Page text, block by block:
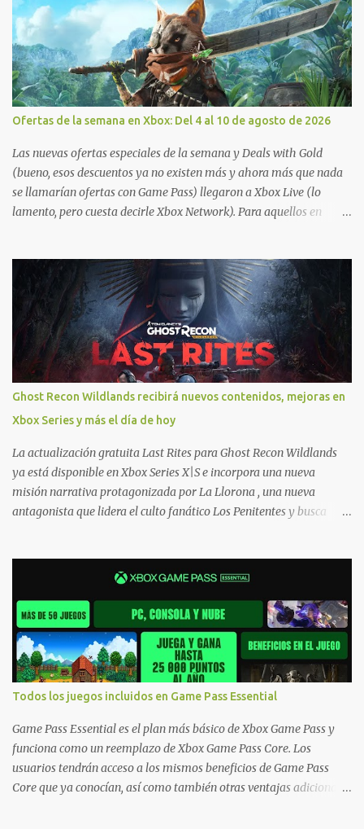
Ofertas de la semana en Xbox: Del 4 al 10 de agosto de 2026
Las nuevas ofertas especiales de la semana y Deals with Gold
(bueno, esos descuentos ya no existen más y ahora más que nada
se llamarían ofertas con Game Pass) llegaron a Xbox Live (lo
lamento, pero cuesta decirle Xbox Network). Para aquellos en
jugarlos y mantener un progreso compartido en Windows PC y
Xbox, y tenemos un listado de juegos compatibles por acá . ¿Aún
necesitas una mano con las compras? Tenemos un tutorial extenso
o en vídeo para que se quiten todas las dudas generales de cómo
hacer compras en Xbox . Podes consultar un listado más completo
de promociones desde xbox.com. El post puede tener
actualizaciones regulares o cambios ante cualquier error. Ofertas
- Argentina Ofertas - Chile Ofertas - Colombia Ofertas - México
Ofertas - Estados Unidos Ofertas - España Todas las ofertas de
Xbox One también aplican a Xbox Series, a excepción de los jue...
Ghost Recon Wildlands recibirá nuevos contenidos, mejoras en
Xbox Series y más el día de hoy
La actualización gratuita Last Rites para Ghost Recon Wildlands
ya está disponible en Xbox Series X|S e incorpora una nueva
misión narrativa protagonizada por La Llorona , una nueva
antagonista que lidera el culto fanático Los Penitentes y busca
Predator , uno de los desafíos más recordados por la comunidad,
junto con múltiples mejoras centradas en ampliar la libertad de
juego. Uno de los aspectos más importantes de Last Rites es la
gran cantidad de opciones de personalización incorporadas. Ahora
es posible ocultar más elementos de la interfaz, incluyendo las
trayectorias de lanzamiento de granadas y el resaltado de objetos
interactivos, además de desactivar automáticamente los sonidos
asociados cuando la interfaz está oculta. También se añaden los
llamados "Parámetros Ghost" , que permiten activar la recarga
táctica, limitar el número de armas ...
Todos los juegos incluidos en Game Pass Essential
Game Pass Essential es el plan más básico de Xbox Game Pass y
funciona como un reemplazo de Xbox Game Pass Core. Los
usuarios tendrán acceso a los mismos beneficios de Game Pass
Core que ya conocían, así como también otras ventajas adicionales